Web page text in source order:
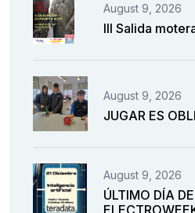
August 9, 2026
III Salida
August 9, 2026
JUGAR ES
August 9, 2026
ÚLTIMO DÍA DE